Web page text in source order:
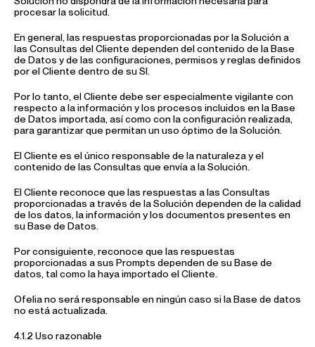
procesar la solicitud.
En general, las respuestas proporcionadas por la Solución a
las Consultas del Cliente dependen del contenido de la Base
de Datos y de las configuraciones, permisos y reglas definidos
por el Cliente dentro de su SI.
Por lo tanto, el Cliente debe ser especialmente vigilante con
respecto a la información y los procesos incluidos en la Base
de Datos importada, así como con la configuración realizada,
para garantizar que permitan un uso óptimo de la Solución.
El Cliente es el único responsable de la naturaleza y el
contenido de las Consultas que envía a la Solución.
El Cliente reconoce que las respuestas a las Consultas
proporcionadas a través de la Solución dependen de la calidad
de los datos, la información y los documentos presentes en
su Base de Datos.
Por consiguiente, reconoce que las respuestas
proporcionadas a sus Prompts dependen de su Base de
datos, tal como la haya importado el Cliente.
Ofelia no será responsable en ningún caso si la Base de datos
no está actualizada.
4.1.2 Uso razonable